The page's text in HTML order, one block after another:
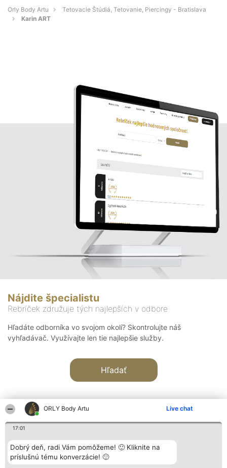
ORLY Body Artu Live chat
17:01
Dobrý deň, radi Vám pomôžeme! 🙂 Kliknite na
príslušnú tému konverzácie! 🙂
Orly Body Artu
Tetovacie Štúdiá, Tetovanie, Piercingy - Bratislava
Karin ART
Nájdite špecialistu
Rebríček združuje tých najlepších v odbore
Hľadáte odborníka vo svojom okolí? Skontrolujte náš
vyhľadávač. Využívajte len tie najlepšie služby.
Hľadať
Organizátor hodnotenia
Bright Side Solutions sp. z o.
o. sp. k.
Hodnotenie
Laureáti
Lista
Kontakt
Kontakt